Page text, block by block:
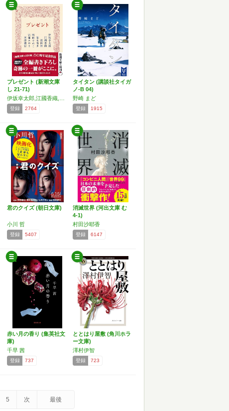
プレゼント (新潮文庫
し 21-71)
登録 2764
タイタン (講談社タイガ
ノ-B 04)
野崎 まど
登録 1915
君のクイズ (朝日文庫)
小川 哲
登録 5407
消滅世界 (河出文庫 む
4-1)
村田沙耶香
登録 6147
赤い月の香り (集英社文
庫)
千早 茜
登録 737
ととはり屋敷 (角川ホラ
ー文庫)
澤村伊智
登録 723
5 次 最後